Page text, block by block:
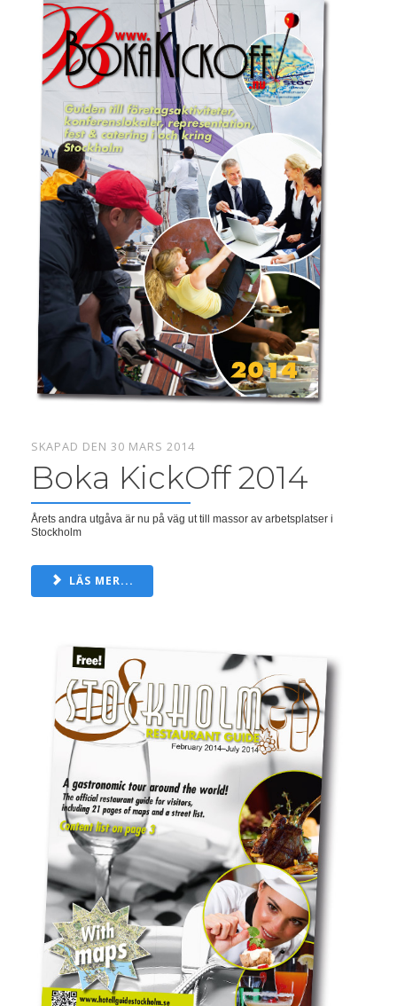
SKAPAD DEN 30 MARS 2014
Boka KickOff 2014
Årets andra utgåva är nu på väg ut till massor av arbetsplatser i
Stockholm
LÄS MER...